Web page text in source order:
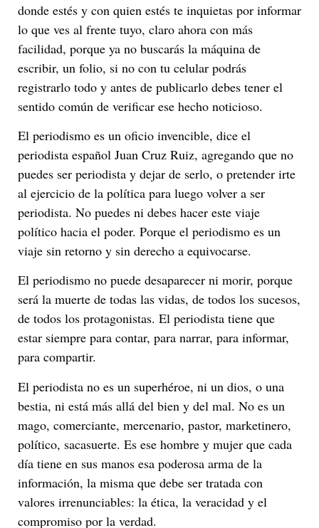
donde estés y con quien estés te inquietas por informar
lo que ves al frente tuyo, claro ahora con más
facilidad, porque ya no buscarás la máquina de
escribir, un folio, si no con tu celular podrás
registrarlo todo y antes de publicarlo debes tener el
sentido común de verificar ese hecho noticioso.
El periodismo es un oficio invencible, dice el
periodista español Juan Cruz Ruiz, agregando que no
puedes ser periodista y dejar de serlo, o pretender irte
al ejercicio de la política para luego volver a ser
periodista. No puedes ni debes hacer este viaje
político hacia el poder. Porque el periodismo es un
viaje sin retorno y sin derecho a equivocarse.
El periodismo no puede desaparecer ni morir, porque
será la muerte de todas las vidas, de todos los sucesos,
de todos los protagonistas. El periodista tiene que
estar siempre para contar, para narrar, para informar,
para compartir.
El periodista no es un superhéroe, ni un dios, o una
bestia, ni está más allá del bien y del mal. No es un
mago, comerciante, mercenario, pastor, marketinero,
político, sacasuerte. Es ese hombre y mujer que cada
día tiene en sus manos esa poderosa arma de la
información, la misma que debe ser tratada con
valores irrenunciables: la ética, la veracidad y el
compromiso por la verdad.